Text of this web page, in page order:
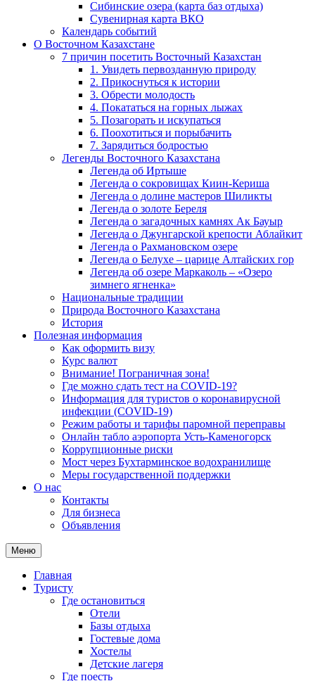
Сибинские озера (карта баз отдыха)
Сувенирная карта ВКО
Календарь событий
О Восточном Казахстане
7 причин посетить Восточный Казахстан
1. Увидеть первозданную природу
2. Прикоснуться к истории
3. Обрести молодость
4. Покататься на горных лыжах
5. Позагорать и искупаться
6. Поохотиться и порыбачить
7. Зарядиться бодростью
Легенды Восточного Казахстана
Легенда об Иртыше
Легенда о сокровищах Киин-Кериша
Легенда о долине мастеров Шиликты
Легенда о золоте Береля
Легенда о загадочных камнях Ак Бауыр
Легенда о Джунгарской крепости Аблайкит
Легенда о Рахмановском озере
Легенда о Белухе – царице Алтайских гор
Легенда об озере Маркаколь – «Озеро
зимнего ягненка»
Национальные традиции
Природа Восточного Казахстана
История
Полезная информация
Как оформить визу
Курс валют
Внимание! Пограничная зона!
Где можно сдать тест на COVID-19?
Информация для туристов о коронавирусной
инфекции (COVID-19)
Режим работы и тарифы паромной переправы
Онлайн табло аэропорта Усть-Каменогорск
Коррупционные риски
Мост через Бухтарминское водохранилище
Меры государственной поддержки
О нас
Контакты
Для бизнеса
Объявления
Меню
Главная
Туристу
Где остановиться
Отели
Базы отдыха
Гостевые дома
Хостелы
Детские лагеря
Где поесть